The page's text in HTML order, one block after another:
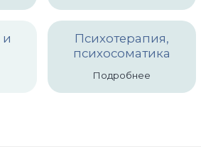
коррекция
диагноста
и
Психотерапия,
психосоматика
Подробнее